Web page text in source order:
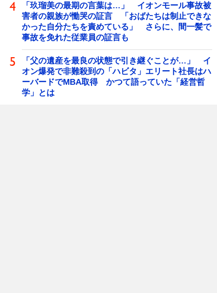
「玖瑠美の最期の言葉は…」 イオンモール事故被
害者の親族が慟哭の証言 「おばたちは制止できな
かった自分たちを責めている」 さらに、間一髪で
事故を免れた従業員の証言も
「父の遺産を最良の状態で引き継ぐことが…」 イ
オン爆発で非難殺到の「ハビタ」エリート社長はハ
ーバードでMBA取得 かつて語っていた「経営哲
学」とは